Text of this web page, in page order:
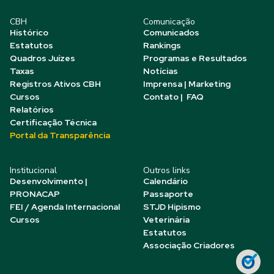
CBH
Histórico
Estatutos
Quadros Juízes
Taxas
Registros Ativos CBH
Cursos
Relatórios
Certificação Técnica
Portal da Transparência
Comunicação
Comunicados
Rankings
Programas e Resultados
Notícias
Imprensa | Marketing
Contato | FAQ
Institucional
Desenvolvimento |
PRONACAP
FEI / Agenda Internacional
Cursos
Outros links
Calendário
Passaporte
STJD Hipismo
Veterinária
Estatutos
Associação Criadores